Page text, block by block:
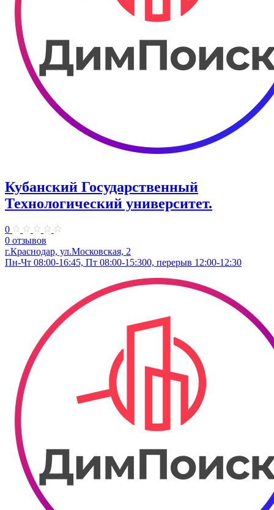
Кубанский Государственный
Технологический университет.
0
0 отзывов
г.Краснодар, ул.Московская, 2
Пн-Чт 08:00-16:45, Пт 08:00-15:300, перерыв 12:00-12:30